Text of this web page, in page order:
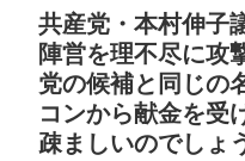
共産党・本村伸子
陣営を理不尽に攻
党の候補と同じの
コンから献金を受
疎ましいのでしょ